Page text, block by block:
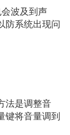
波及到声
防系统出现问
法是调整音
键将音量调到